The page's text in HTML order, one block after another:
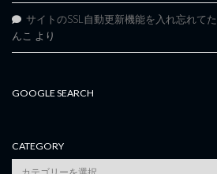
サイトのSSL自動更新機能を入れ忘れて
んこ より
GOOGLE SEARCH
CATEGORY
category